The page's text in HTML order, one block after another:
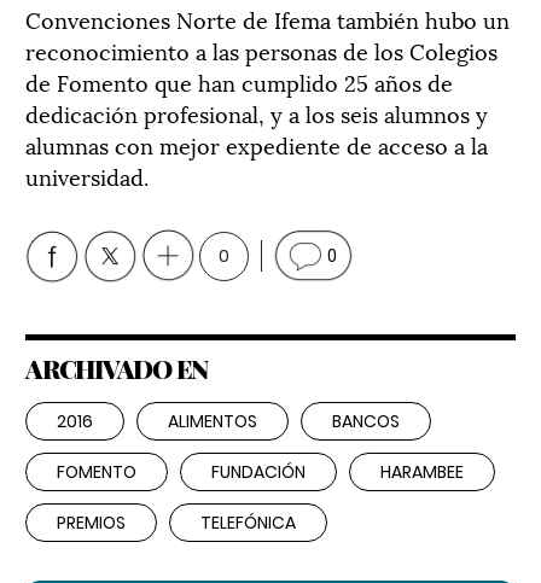
Convenciones Norte de Ifema también hubo un
reconocimiento a las personas de los Colegios
de Fomento que han cumplido 25 años de
dedicación profesional, y a los seis alumnos y
alumnas con mejor expediente de acceso a la
universidad.
0 0
ARCHIVADO EN
2016 ALIMENTOS BANCOS
FOMENTO FUNDACIÓN HARAMBEE
PREMIOS TELEFÓNICA